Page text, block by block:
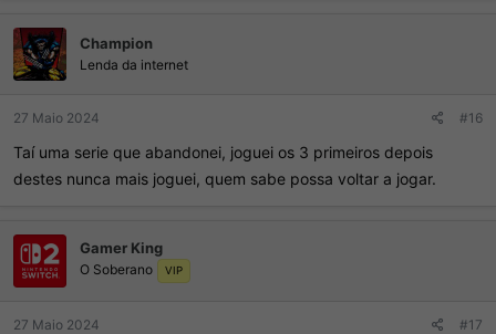
Champion
Lenda da internet
27 Maio 2024 #16
Taí uma serie que abandonei, joguei os 3 primeiros depois
destes nunca mais joguei, quem sabe possa voltar a jogar.
Gamer King
O Soberano VIP
27 Maio 2024 #17